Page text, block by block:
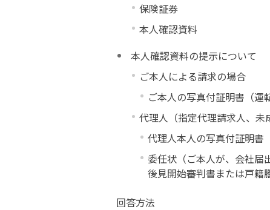
保険証券
本人確認資料
本人確認資料の提示について
ご本人による請求の場合
ご本人の写真付証明書（
代理人（指定代理請求人、
代理人本人の写真付証明書
委任状（ご本人が、会社届
後見開始審判書または戸籍
回答方法